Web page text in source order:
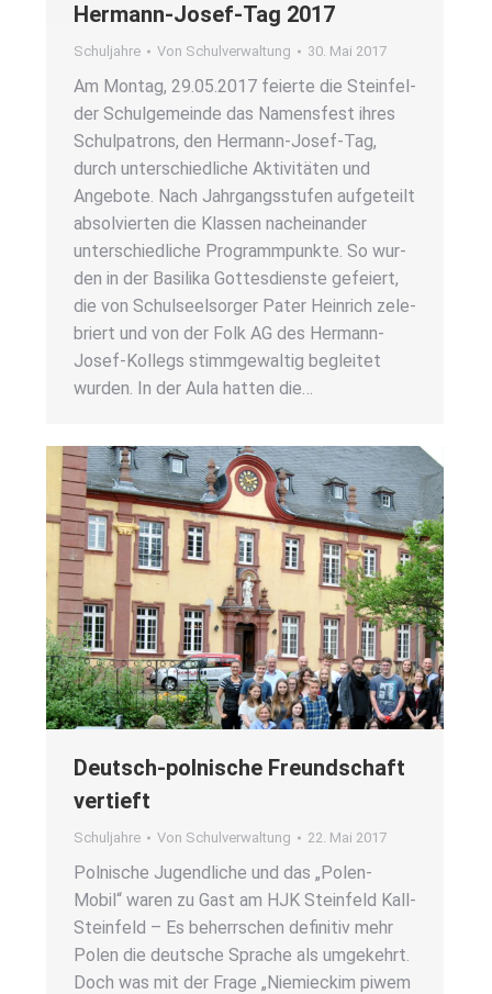
Her­mann-Josef-Tag 2017
Schuljahre Von Schulverwaltung 30. Mai 2017
Am Mon­tag, 29.05.2017 fei­er­te die Stein­fel­
der Schul­ge­mein­de das Namens­fest ihres
Schul­pa­trons, den Her­­mann-Josef-Tag,
durch unter­schied­li­che Akti­vi­tä­ten und
Ange­bo­te. Nach Jahr­gangs­stu­fen auf­ge­teilt
absol­vier­ten die Klas­sen nach­ein­an­der
unter­schied­li­che Pro­gramm­punk­te. So wur­
den in der Basi­li­ka Got­tes­diens­te gefei­ert,
die von Schul­seel­sor­ger Pater Hein­rich zele­
briert und von der Folk AG des Her­­mann-
Josef-Kol­­legs stimm­ge­wal­tig beglei­tet
wur­den. In der Aula hat­ten die…
Deutsch-pol­ni­sche Freund­schaft
ver­tieft
Schuljahre Von Schulverwaltung 22. Mai 2017
Pol­ni­sche Jugend­li­che und das „Polen-
Mobil“ waren zu Gast am HJK Stein­feld Kall-
Stein­­feld – Es beherr­schen defi­ni­tiv mehr
Polen die deut­sche Spra­che als umge­kehrt.
Doch was mit der Fra­ge „Nie­mieckim piwem